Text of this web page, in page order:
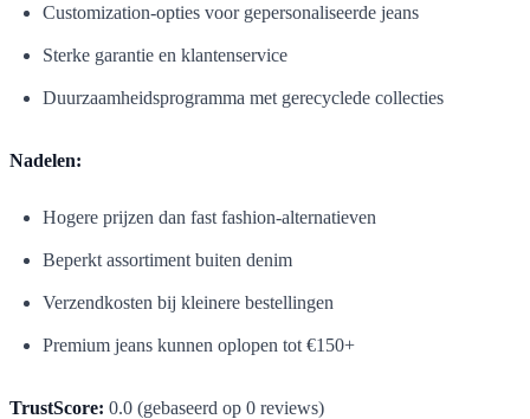
Customization-opties voor gepersonaliseerde jeans
Sterke garantie en klantenservice
Duurzaamheidsprogramma met gerecyclede collecties
Nadelen:
Hogere prijzen dan fast fashion-alternatieven
Beperkt assortiment buiten denim
Verzendkosten bij kleinere bestellingen
Premium jeans kunnen oplopen tot €150+
TrustScore: 0.0 (gebaseerd op 0 reviews)